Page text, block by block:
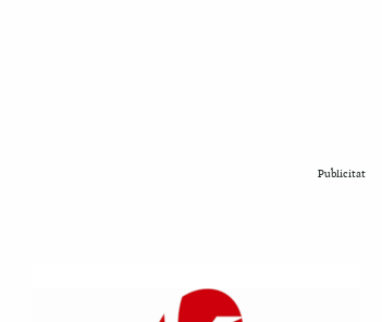
Publicitat